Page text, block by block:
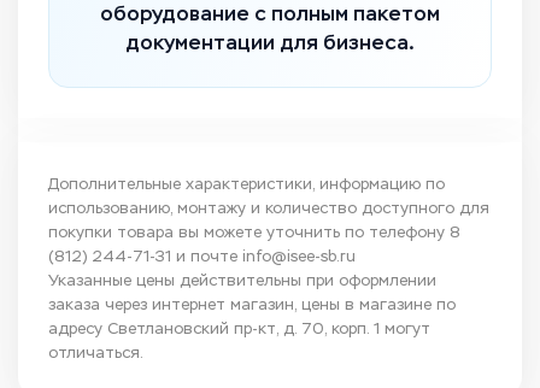
оборудование с полным пакетом
документации для бизнеса.
Дополнительные характеристики, информацию по
использованию, монтажу и количество доступного для
покупки товара вы можете уточнить по телефону 8
(812) 244-71-31 и почте info@isee-sb.ru
Указанные цены действительны при оформлении
заказа через интернет магазин, цены в магазине по
адресу Светлановский пр-кт, д. 70, корп. 1 могут
отличаться.